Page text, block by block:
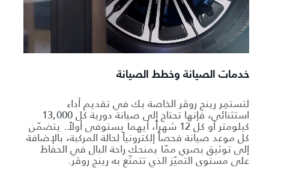
خدمات الصيانة وخطط الصيانة
لتستمِر رينج روڤر الخاصة بك في تقديم أداء
استثنائي، فإنها تحتاج إلى صيانة دورية كل 13,000
كيلومتر أو كل 12 شهراً، أيهما يستوفى أولاً. يتضمّن
كل موعد صيانة فحصاً إلكترونياً لحالة المركبة، بالإضافة
إلى توثيق بصري ممّا يمنحك راحة البال في الحفاظ
على مستوى التميّز الذي تتمتّع به رينج روڤر.